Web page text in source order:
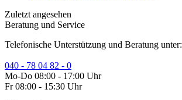
Zuletzt angesehen
Beratung und Service
Telefonische Unterstützung und Beratung unter:
040 - 78 04 82 - 0
Mo-Do 08:00 - 17:00 Uhr
Fr 08:00 - 15:30 Uhr